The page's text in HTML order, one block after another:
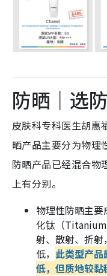
防晒｜选
皮肤科专科医生胡惠
晒产品主要分为物理
防晒产品已经混合物
上有分别。
物理性防晒主
化钛（
射、散射、折射
低， 此类型产
低，但质地较黏